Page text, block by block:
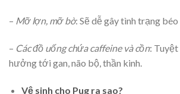
– Mỡ lợn, mỡ bò: Sẽ dễ gây tình trạng
– Các đồ uống chứa caffeine và cồn: Tuyệt
hưởng tới gan, não bộ, thần kinh.
Vệ sinh cho Pug ra sao?